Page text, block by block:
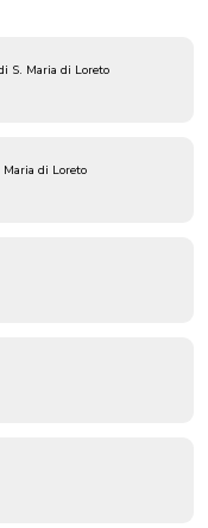
S. Maria di Loreto
Maria di Loreto